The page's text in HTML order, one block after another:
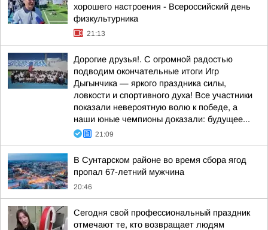
хорошего настроения - Всероссийский день
физкультурника
21:13
Дорогие друзья!. С огромной радостью
подводим окончательные итоги Игр
Дыгынчика — яркого праздника силы,
ловкости и спортивного духа! Все участники
показали невероятную волю к победе, а
наши юные чемпионы доказали: будущее...
21:09
В Сунтарском районе во время сбора ягод
пропал 67-летний мужчина
20:46
Сегодня свой профессиональный праздник
отмечают те, кто возвращает людям